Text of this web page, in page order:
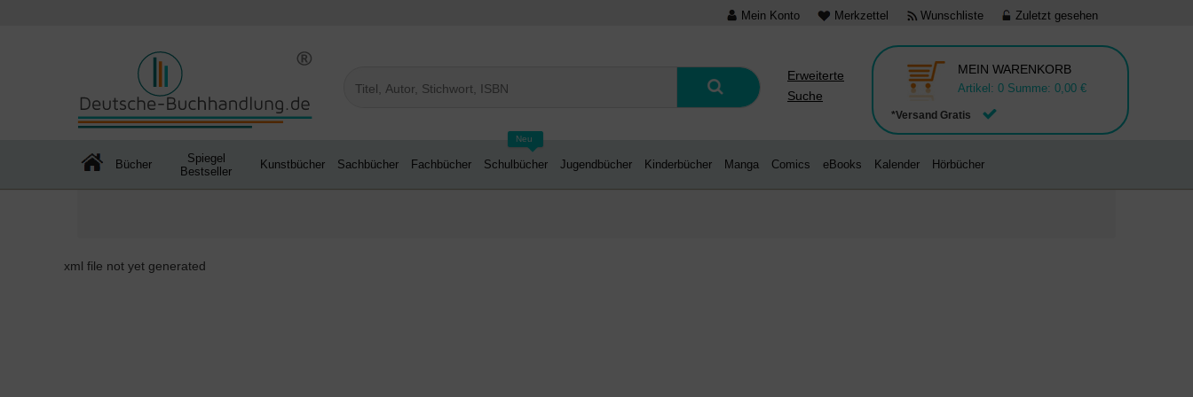
Mein Konto Merkzettel Wunschliste Zuletzt gesehen
Erweiterte
Suche
*Versand Gratis
MEIN WARENKORB
Artikel: 0 Summe: 0,00 €
Bücher
Spiegel
Bestseller
Kunstbücher Sachbücher Fachbücher
Neu
Schulbücher Jugendbücher Kinderbücher Manga Comics eBooks Kalender Hörbücher
xml file not yet generated